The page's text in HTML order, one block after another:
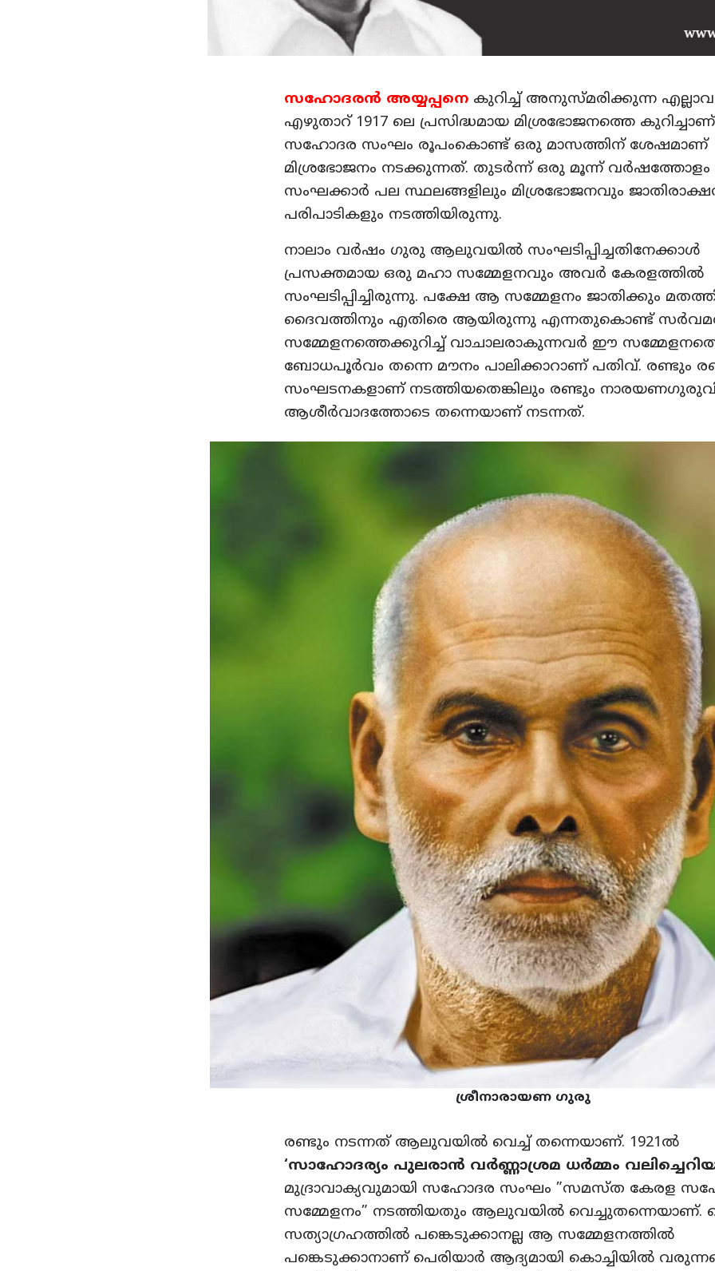
സഹോദരന്‍ അയ്യപ്പനെ കുറിച്ച് അനുസ്മരിക്കുന്ന
എഴുതാറ് 1917 ലെ പ്രസിദ്ധമായ മിശ്രഭോജനത്തെ
സഹോദര സംഘം രൂപംകൊണ്ട് ഒരു മാസത്തിന് ശേഷമാണ്
മിശ്രഭോജനം നടക്കുന്നത്. തുടര്‍ന്ന് ഒരു മൂന്ന്
സംഘക്കാര്‍ പല സ്ഥലങ്ങളിലും മിശ്രഭോജനവും
പരിപാടികളും നടത്തിയിരുന്നു.
നാലാം വര്‍ഷം ഗുരു ആലുവയില്‍ സംഘടിപ്പിച്ചതിനേക്കാള്‍
പ്രസക്തമായ ഒരു മഹാ സമ്മേളനവും അവര്‍ കേരളത്തില്‍
സംഘടിപ്പിച്ചിരുന്നു. പക്ഷേ ആ സമ്മേളനം ജാതിക്കും
ദൈവത്തിനും എതിരെ ആയിരുന്നു എന്നതുകൊണ്ട്
സമ്മേളനത്തെക്കുറിച്ച് വാചാലരാകുന്നവര്‍ ഈ
ബോധപൂര്‍വം തന്നെ മൗനം പാലിക്കാറാണ് പതിവ്. രണ്ടും
സംഘടനകളാണ് നടത്തിയതെങ്കിലും രണ്ടും
ആശീര്‍വാദത്തോടെ തന്നെയാണ് നടന്നത്.
ശ്രീനാരായണ ഗുരു
രണ്ടും നടന്നത് ആലുവയില്‍ വെച്ച് തന്നെയാണ്. 1921ല്‍
‘സാഹോദര്യം പുലരാന്‍ വര്‍ണ്ണാശ്രമ ധര്‍മ്മം
മുദ്രാവാക്യവുമായി സഹോദര സംഘം ”സമസ്ത കേരള
സമ്മേളനം” നടത്തിയതും ആലുവയില്‍ വെച്ചുതന്നെയാണ്.
സത്യാഗ്രഹത്തില്‍ പങ്കെടുക്കാനല്ല ആ സമ്മേളനത്തില്‍
പങ്കെടുക്കാനാണ് പെരിയാര്‍ ആദ്യമായി കൊച്ചിയില്‍